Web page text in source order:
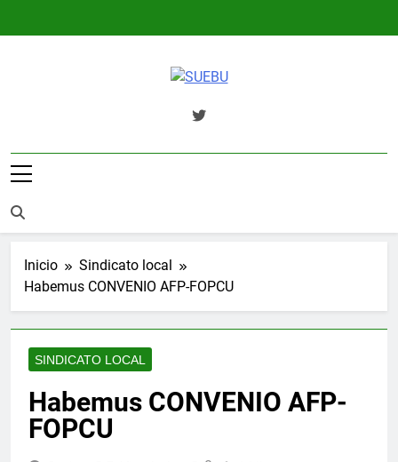
SUEBU
Sindicato Único Trabajadores
Inicio
Sindicato local
Habemus CONVENIO AFP-FOPCU
SINDICATO LOCAL
Habemus CONVENIO AFP-
FOPCU